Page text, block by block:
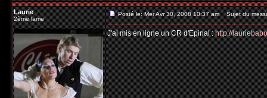
Laurie
2ème lame
Posté le: Mer Avr 30, 2008 10:37 am Sujet du
J'ai mis en ligne un CR d'Epinal :http://